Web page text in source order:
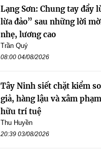
Lạng Sơn: Chung tay đẩy
lừa đảo” sau những lời
nhẹ, lương cao
Trần Quý
08:00 04/08/2026
Tây Ninh siết chặt kiểm
giả, hàng lậu và xâm
hữu trí tuệ
Thu Huyền
20:39 03/08/2026